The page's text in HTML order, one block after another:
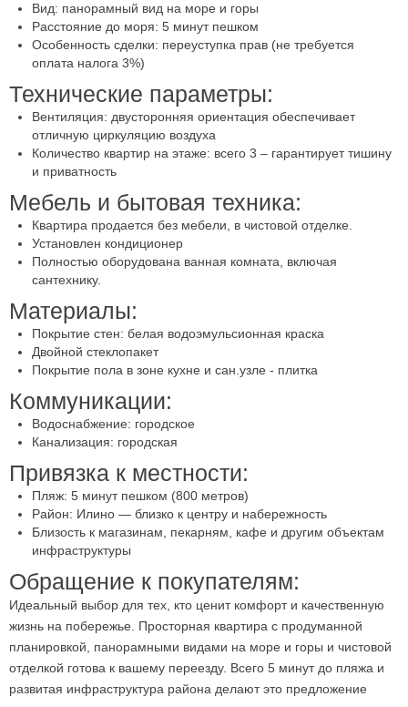
Вид: панорамный вид на море и горы
Расстояние до моря: 5 минут пешком
Особенность сделки: переуступка прав (не требуется
оплата налога 3%)
Технические параметры:
Вентиляция: двусторонняя ориентация обеспечивает
отличную циркуляцию воздуха
Количество квартир на этаже: всего 3 – гарантирует тишину
и приватность
Мебель и бытовая техника:
Квартира продается без мебели, в чистовой отделке.
Установлен кондиционер
Полностью оборудована ванная комната, включая
сантехнику.
Материалы:
Покрытие стен: белая водоэмульсионная краска
Двойной стеклопакет
Покрытие пола в зоне кухне и сан.узле - плитка
Коммуникации:
Водоснабжение: городское
Канализация: городская
Привязка к местности:
Пляж: 5 минут пешком (800 метров)
Район: Илино — близко к центру и набережность
Близость к магазинам, пекарням, кафе и другим объектам
инфраструктуры
Обращение к покупателям:
Идеальный выбор для тех, кто ценит комфорт и качественную
жизнь на побережье. Просторная квартира с продуманной
планировкой, панорамными видами на море и горы и чистовой
отделкой готова к вашему переезду. Всего 5 минут до пляжа и
развитая инфраструктура района делают это предложение